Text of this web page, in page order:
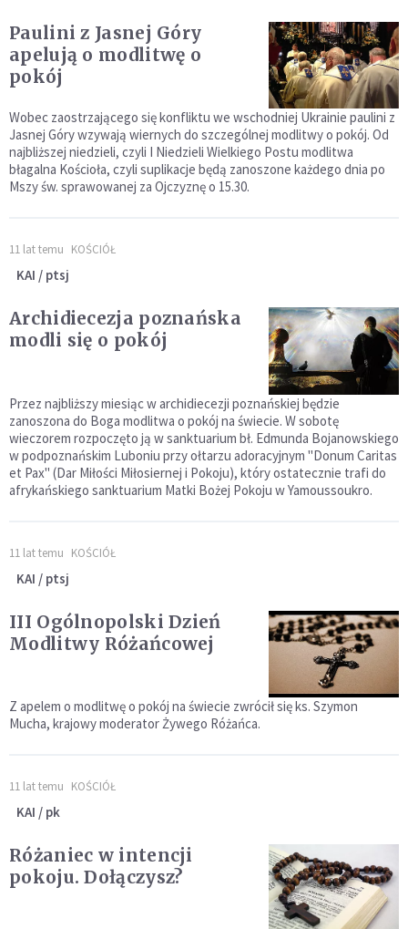
Paulini z Jasnej Góry
apelują o modlitwę o
pokój
Wobec zaostrzającego się konfliktu we wschodniej Ukrainie paulini z
Jasnej Góry wzywają wiernych do szczególnej modlitwy o pokój. Od
najbliższej niedzieli, czyli I Niedzieli Wielkiego Postu modlitwa
błagalna Kościoła, czyli suplikacje będą zanoszone każdego dnia po
Mszy św. sprawowanej za Ojczyznę o 15.30.
11 lat temu KOŚCIÓŁ
KAI / ptsj
Archidiecezja poznańska
modli się o pokój
Przez najbliższy miesiąc w archidiecezji poznańskiej będzie
zanoszona do Boga modlitwa o pokój na świecie. W sobotę
wieczorem rozpoczęto ją w sanktuarium bł. Edmunda Bojanowskiego
w podpoznańskim Luboniu przy ołtarzu adoracyjnym "Donum Caritas
et Pax" (Dar Miłości Miłosiernej i Pokoju), który ostatecznie trafi do
afrykańskiego sanktuarium Matki Bożej Pokoju w Yamoussoukro.
11 lat temu KOŚCIÓŁ
KAI / ptsj
III Ogólnopolski Dzień
Modlitwy Różańcowej
Z apelem o modlitwę o pokój na świecie zwrócił się ks. Szymon
Mucha, krajowy moderator Żywego Różańca.
11 lat temu KOŚCIÓŁ
KAI / pk
Różaniec w intencji
pokoju. Dołączysz?